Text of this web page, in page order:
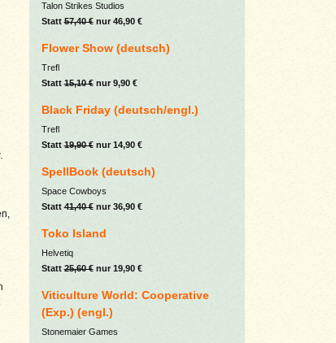
Talon Strikes Studios
Statt57,40 €nur 46,90 €
Flower Show (deutsch)
Trefl
Statt15,10 €nur 9,90 €
Black Friday (deutsch/engl.)
Trefl
Statt19,90 €nur 14,90 €
SpellBook (deutsch)
Space Cowboys
Statt41,40 €nur 36,90 €
Toko Island
Helvetiq
Statt25,60 €nur 19,90 €
Viticulture World: Cooperative
(Exp.) (engl.)
Stonemaier Games